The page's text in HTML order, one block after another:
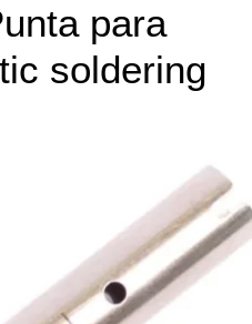
para
soldering